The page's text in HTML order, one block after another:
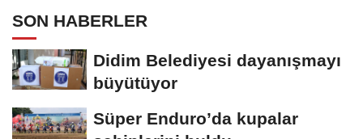
SON HABERLER
Didim Belediyesi dayanışmayı
büyütüyor
Süper Enduro’da kupalar